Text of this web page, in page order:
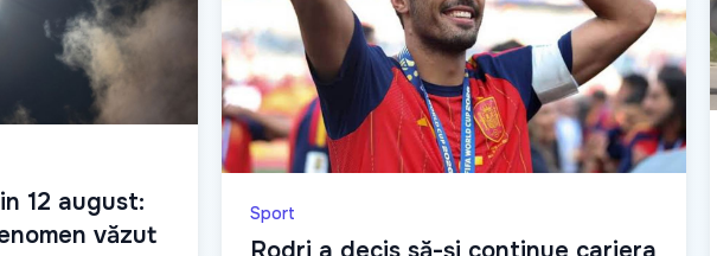
12 august:
văzut
Sport